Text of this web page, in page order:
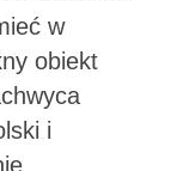
w
obiekt
i